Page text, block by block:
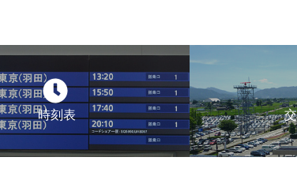
時刻表